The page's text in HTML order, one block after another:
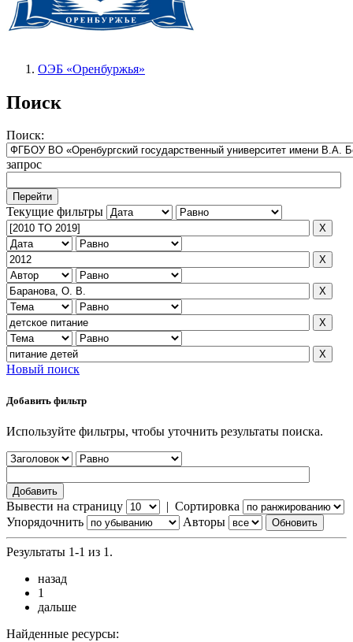
ОЭБ «Оренбуржья»
Поиск
Поиск:
запрос
Текущие фильтры
Новый поиск
Добавить фильтр
Используйте фильтры, чтобы уточнить результаты поиска.
Вывести на страницу | Сортировка
Упорядочнить
Авторы
Результаты 1-1 из 1.
назад
1
дальше
Найденные ресурсы: